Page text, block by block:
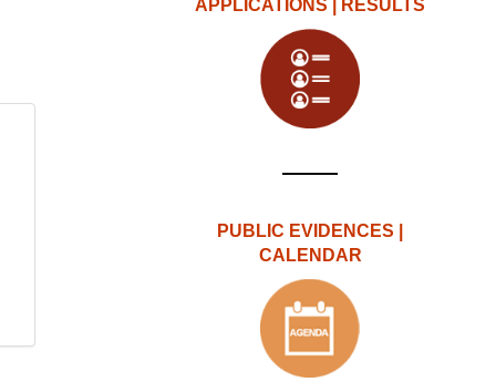
APPLICATIONS | RESULTS
PUBLIC EVIDENCES |
CALENDAR